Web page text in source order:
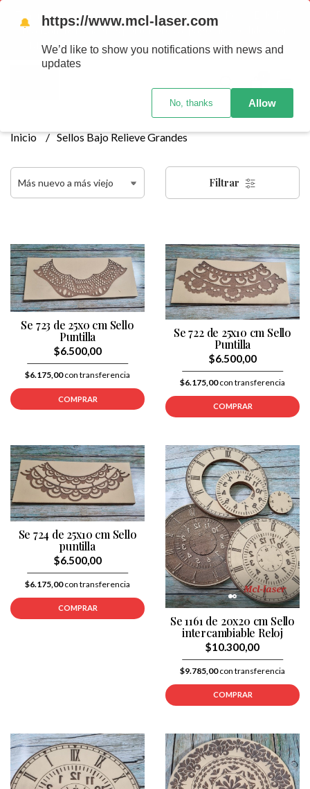
Tenemos envios a todo el pais!........ Los envios Por MENOR se
realizan 48 hs habiles porteriores al pago , los pedidos por
MAYOR se envian 7 dias posteriores al pago del pedido
Inicio Sellos Bajo Relieve Grandes
Filtrar
Se 723 de 25x0 cm Sello
Puntilla
$6.500,00
$6.175,00con transferencia
COMPRAR
Se 722 de 25x10 cm Sello
Puntilla
$6.500,00
$6.175,00con transferencia
COMPRAR
Se 724 de 25x10 cm Sello
puntilla
$6.500,00
$6.175,00con transferencia
COMPRAR
Se 1161 de 20x20 cm Sello
intercambiable Reloj
$10.300,00
$9.785,00con transferencia
COMPRAR
🔔 https://www.mcl-laser.com
We’d like to show you notifications with news and
updates
No, thanks Allow